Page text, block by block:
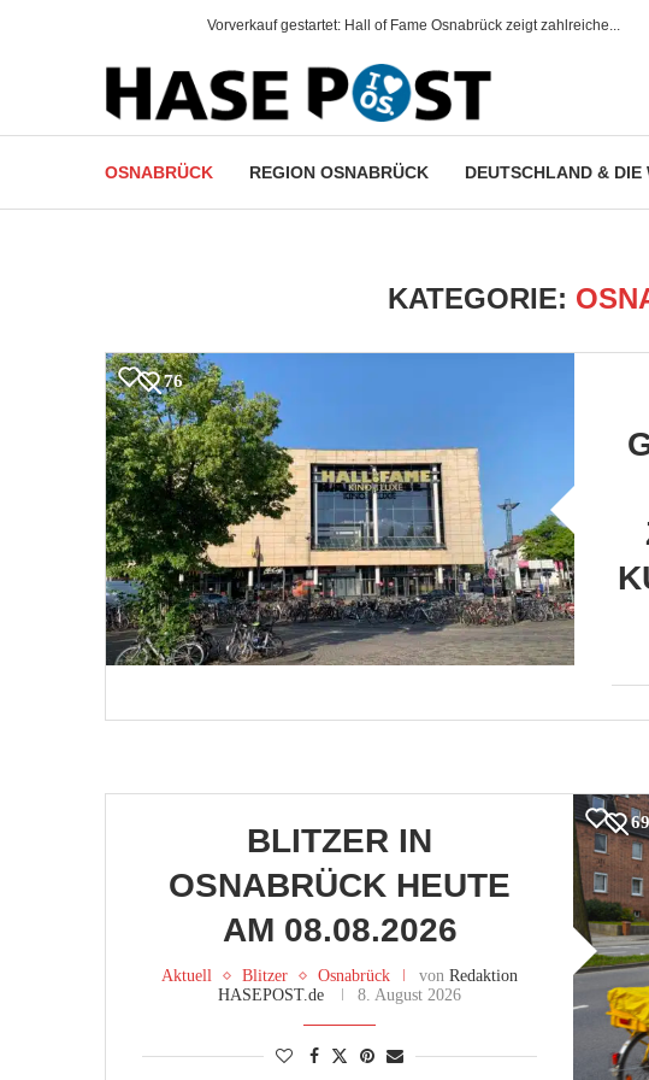
Freiheit statt Islamismus
OSNABRÜCK REGION OSNABRÜCK DEUTSCHLAND & DIE
KATEGORIE:
76
69
BLITZER IN
OSNABRÜCK HEUTE
AM 08.08.2026
Aktuell Blitzer Osnabrück von Redaktion
HASEPOST.de
8. August 2026